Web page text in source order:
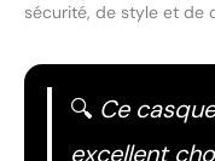
sécurité, de style et de
🔍 Ce
excellent